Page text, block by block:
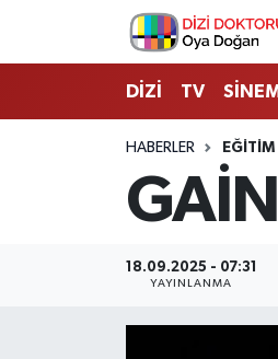
DİZİ TV
HABERLER EĞİTİM
18.09.2025 - 07:31
YAYINLANMA
İstanbul Nöbetçi
İstanbul Hava Durumu
İstanbul Namaz Vakitleri